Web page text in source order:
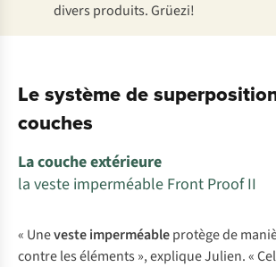
divers produits.Grüezi!
Le système de
couches
La couche extérieure
la veste imperméable Front Proof II
« Uneveste imperméableprotège de
contre les éléments », explique Julien. «